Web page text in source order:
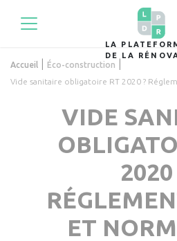
LA
DE LA
Accueil Éco-construction
Vide sanitaire obligatoire RT 2020 ?
VIDE
2020
ET